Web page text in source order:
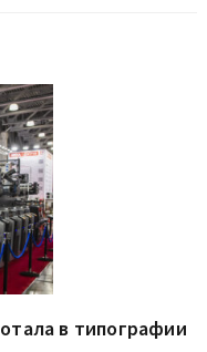
в типографии